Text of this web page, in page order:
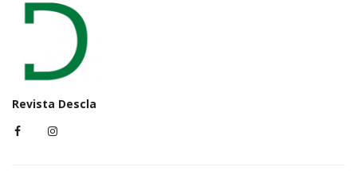
Revista Descla